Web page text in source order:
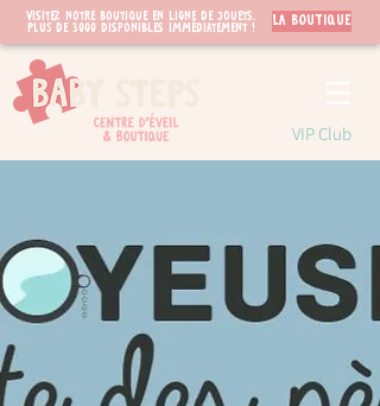
Visitez notre boutique en ligne de jouets.
PLUS de 3000 disponibles immédiatement !
LA BOUTIQUE
VIP Club